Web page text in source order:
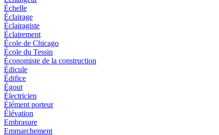
Échelle
Éclairage
Éclairagiste
Éclairement
École de Chicago
École du Tessin
Économiste de la construction
Édicule
Édifice
Égout
Électricien
Élément porteur
Élévation
Embrasure
Emmarchement